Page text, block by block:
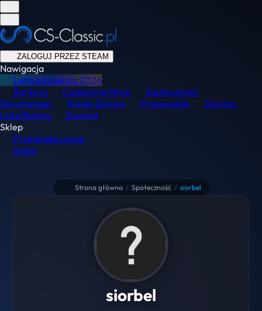
ZALOGUJ PRZEZ STEAM
Nawigacja
Letnia Kolekcja2026
Ranking
Codzienne Misje
Społeczność
Skinchanger
Rynek Skinów Przewodnik
Demka
Lista Banów
Discord
Sklep
Przeglądaj usługi
Sklep
Strona główna / Społeczność / siorbel
siorbel